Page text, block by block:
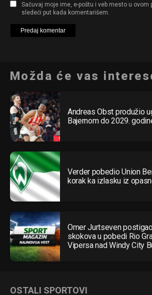
Sačuvaj moje ime, e-poštu i veb mesto u ovom
sledeći put kada komentarišem.
Možda će vas
Andreas Obst produžio
Bajernom do 2029.
Verder pobedio Union
korak ka izlasku iz
Omer Jurtseven
skokova u pobedi Rio
Vipersa nad Windy City
OSTALI SPORTOVI